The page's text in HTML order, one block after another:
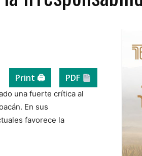
Print 🖨 PDF
una fuerte crítica al
En sus
favorece la